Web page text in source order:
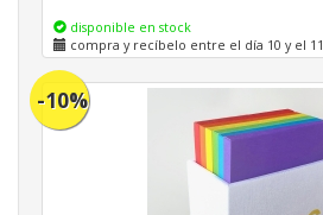
disponible en stock
compra y recíbelo entre el día 10 y el 11
-10%